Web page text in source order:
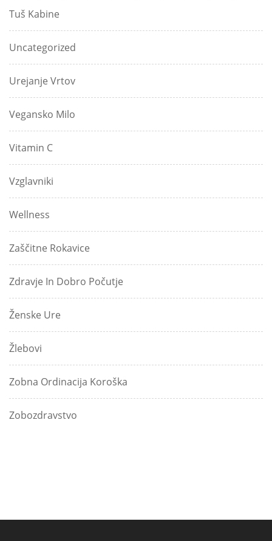
Tuš Kabine
Uncategorized
Urejanje Vrtov
Vegansko Milo
Vitamin C
Vzglavniki
Wellness
Zaščitne Rokavice
Zdravje In Dobro Počutje
Ženske Ure
Žlebovi
Zobna Ordinacija Koroška
Zobozdravstvo